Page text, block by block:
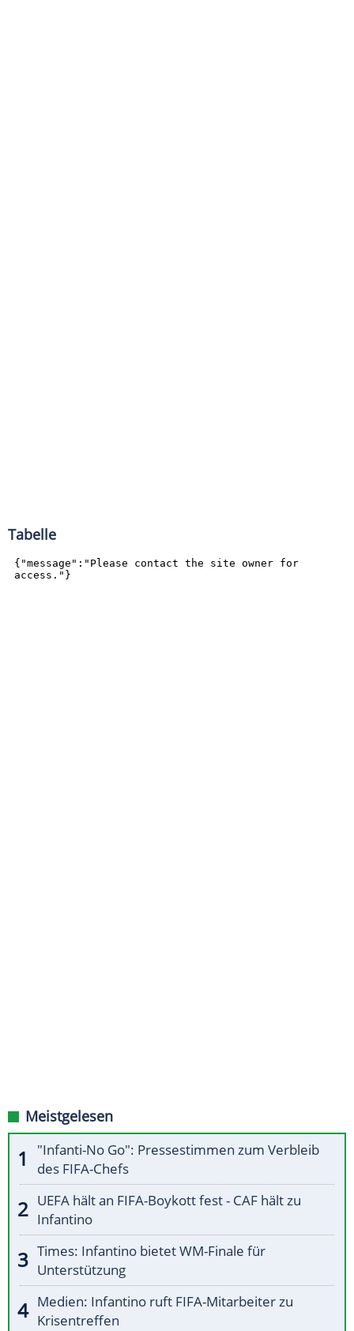
Tabelle
Meistgelesen
"Infanti-No Go": Pressestimmen zum Verbleib
des FIFA-Chefs
UEFA hält an FIFA-Boykott fest - CAF hält zu
Infantino
Times: Infantino bietet WM-Finale für
Unterstützung
Medien: Infantino ruft FIFA-Mitarbeiter zu
Krisentreffen